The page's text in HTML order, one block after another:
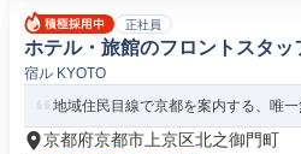
正社員
ホテル・旅館のフロントスタッ
宿ル KYOTO
地域住民目線で京都を案内する、唯
京都府京都市上京区北之御門町